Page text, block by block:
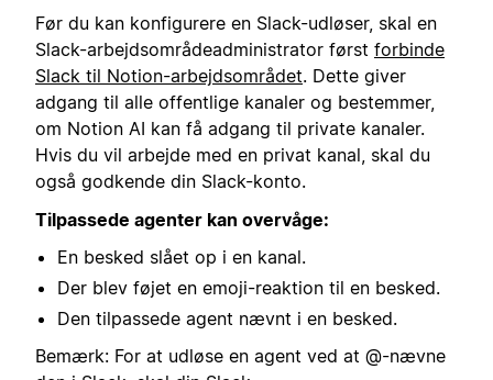
Før du kan konfigurere en Slack-udløser, skal en
Slack-arbejdsområdeadministrator først forbinde
Slack til Notion-arbejdsområdet. Dette giver
adgang til alle offentlige kanaler og bestemmer,
om Notion AI kan få adgang til private kanaler.
Hvis du vil arbejde med en privat kanal, skal du
også godkende din Slack-konto.
Tilpassede agenter kan overvåge:
En besked slået op i en kanal.
Der blev føjet en emoji-reaktion til en besked.
Den tilpassede agent nævnt i en besked.
Bemærk: For at udløse en agent ved at @-nævne